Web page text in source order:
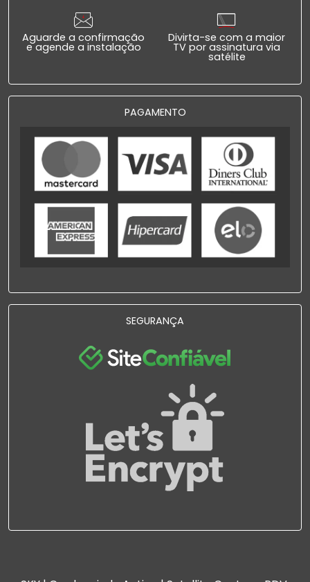
Aguarde a confirmação
e agende a instalação
Divirta-se com a maior
TV por assinatura via
satélite
PAGAMENTO
SEGURANÇA